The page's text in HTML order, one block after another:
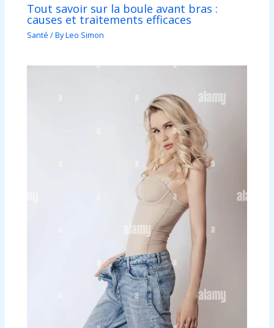
Tout savoir sur la boule avant bras :
causes et traitements efficaces
Santé / ByLeo Simon